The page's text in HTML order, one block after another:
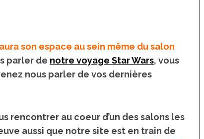
son espace au sein même du salon
parler de notre voyage Star Wars, vous
nous parler de vos dernières
rencontrer au coeur d’un des salons les
aussi que notre site est en train de